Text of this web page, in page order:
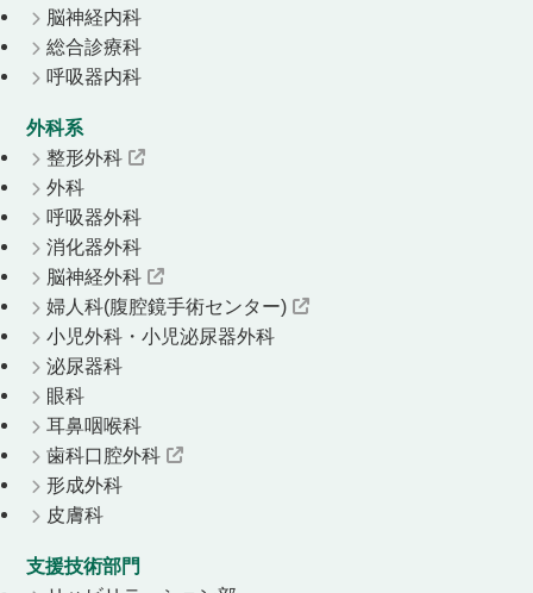
脳神経内科
総合診療科
呼吸器内科
外科系
整形外科
外科
呼吸器外科
消化器外科
脳神経外科
婦人科(腹腔鏡手術センター)
小児外科・小児泌尿器外科
泌尿器科
眼科
耳鼻咽喉科
歯科口腔外科
形成外科
皮膚科
支援技術部門